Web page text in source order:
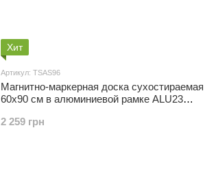
Хит
Артикул: TSAS96
Магнитно-маркерная доска сухостираемая
60x90 см в алюминиевой рамке ALU23
2 259 грн